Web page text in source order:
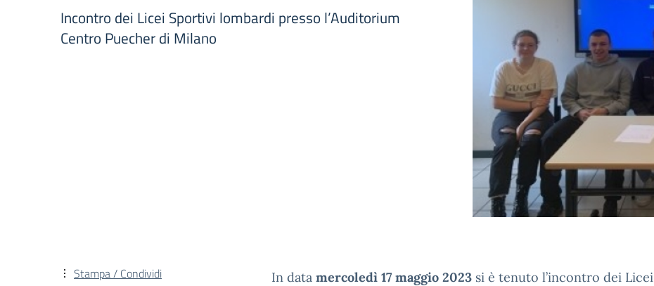
Incontro dei Licei Sportivi lombardi presso l’Auditorium
Centro Puecher di Milano
In data mercoledì 17 maggio 2023 si è tenuto l’incontro dei Licei
Stampa / Condividi